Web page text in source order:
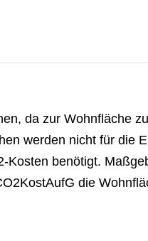
da zur Wohnfläche
werden nicht für die
benötigt.
die